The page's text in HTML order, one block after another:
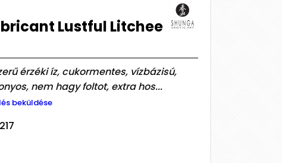
Lustful Litchee
érzéki íz, cukormentes, vízbázisú,
nem hagy foltot, extra hos...
beküldése